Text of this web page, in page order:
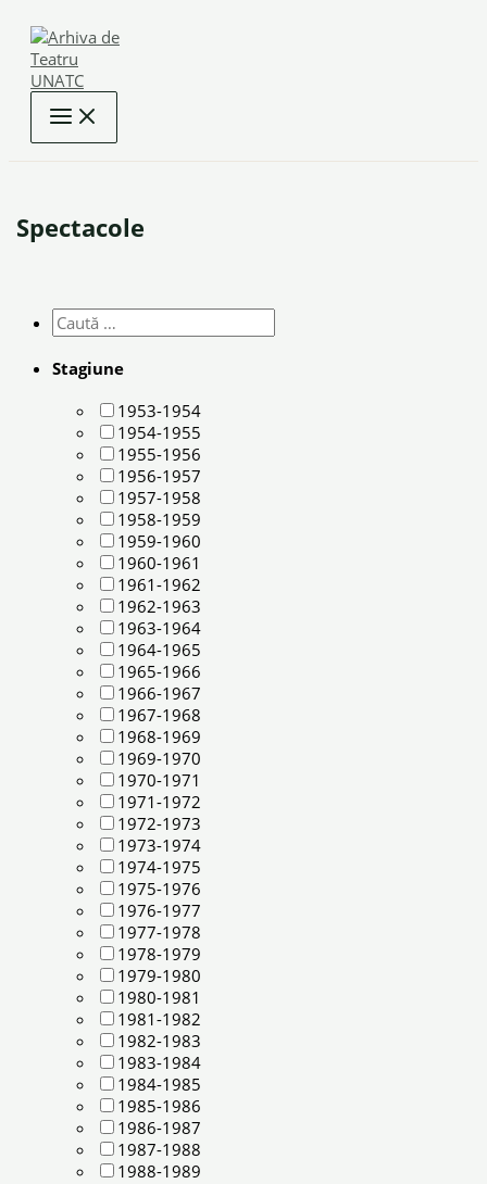
content
Spectacole
Stagiune
1953-1954
1954-1955
1955-1956
1956-1957
1957-1958
1958-1959
1959-1960
1960-1961
1961-1962
1962-1963
1963-1964
1964-1965
1965-1966
1966-1967
1967-1968
1968-1969
1969-1970
1970-1971
1971-1972
1972-1973
1973-1974
1974-1975
1975-1976
1976-1977
1977-1978
1978-1979
1979-1980
1980-1981
1981-1982
1982-1983
1983-1984
1984-1985
1985-1986
1986-1987
1987-1988
1988-1989